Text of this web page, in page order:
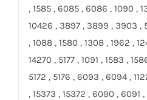
, 1585 , 6085 , 6086 , 1090 ,
10426 , 3897 , 3899 , 3903 ,
, 1088 , 1580 , 1308 , 1962 ,
14270 , 5177 , 1091 , 1583 ,
5172 , 5176 , 6093 , 6094 ,
, 15373 , 15372 , 6090 , 6091